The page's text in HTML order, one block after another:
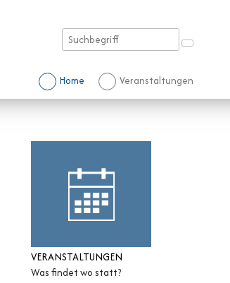
Suchbegriff
Suche
Schnellnavigation
Home Veranstaltungen
VERANSTALTUNGEN
Was findet wo statt?